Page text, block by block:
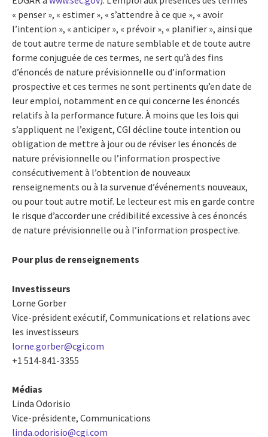
« penser », « estimer », « s’attendre à ce que », « avoir
l’intention », « anticiper », « prévoir », « planifier », ainsi que
de tout autre terme de nature semblable et de toute autre
forme conjuguée de ces termes, ne sert qu’à des fins
d’énoncés de nature prévisionnelle ou d’information
prospective et ces termes ne sont pertinents qu’en date de
leur emploi, notamment en ce qui concerne les énoncés
relatifs à la performance future. À moins que les lois qui
s’appliquent ne l’exigent, CGI décline toute intention ou
obligation de mettre à jour ou de réviser les énoncés de
nature prévisionnelle ou l’information prospective
consécutivement à l’obtention de nouveaux
renseignements ou à la survenue d’événements nouveaux,
ou pour tout autre motif. Le lecteur est mis en garde contre
le risque d’accorder une crédibilité excessive à ces énoncés
de nature prévisionnelle ou à l’information prospective.
Pour plus de renseignements
Investisseurs
Lorne Gorber
Vice-président exécutif, Communications et relations avec
les investisseurs
lorne.gorber@cgi.com
+1 514-841-3355
Médias
Linda Odorisio
Vice-présidente, Communications
linda.odorisio@cgi.com